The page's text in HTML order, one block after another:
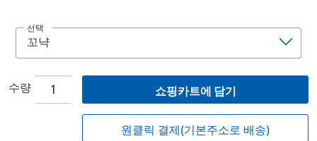
선택
수량 쇼핑카트에 담기
원클릭 결제(기본주소로 배송)